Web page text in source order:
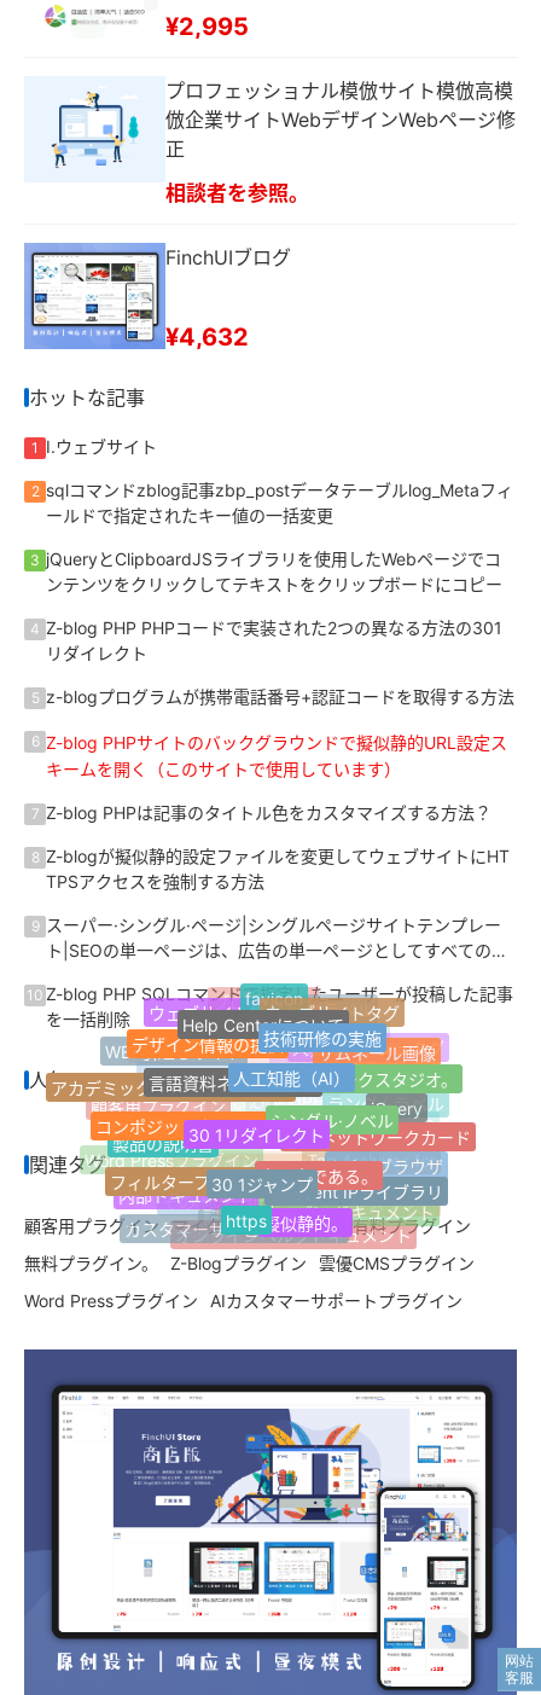
¥2,995
プロフェッショナル模倣サイト模倣高模
倣企業サイトWebデザインWebページ修
正
相談者を参照。
FinchUIブログ
¥4,632
ホットな記事
1 I.ウェブサイト
2 sqlコマンドzblog記事zbp_postデータテーブルlog_Metaフィ
ールドで指定されたキー値の一括変更
3 jQueryとClipboardJSライブラリを使用したWebページでコ
ンテンツをクリックしてテキストをクリップボードにコピー
4 Z-blog PHP PHPコードで実装された2つの異なる方法の301
リダイレクト
5 z-blogプログラムが携帯電話番号+認証コードを取得する方法
6 Z-blog PHPサイトのバックグラウンドで擬似静的URL設定ス
キームを開く（このサイトで使用しています）
7 Z-blog PHPは記事のタイトル色をカスタマイズする方法？
8 Z-blogが擬似静的設定ファイルを変更してウェブサイトにHT
TPSアクセスを強制する方法
9 スーパー·シングル·ページ|シングルページサイトテンプレー
ト|SEOの単一ページは、広告の単一ページとしてすべての記
10 Z-blog PHP SQLコマンドで指定したユーザーが投稿した記事
を一括削除
人気のハッシュタグ
Z-blogPHP
FinchUI
ウェブサイトナビゲーション
1ページのウェブサイト
Z-Blogプラグイン
マイクロパブリック番号
開発サービスの開発
カスタムサービス
応答性が高い。
適応する。
Jquery
ブログサイト最新のラベル
人気のハッシュタグ
ランダムラベル
Tag Archives for
AIライティングアシスタント
記事複数選択分類
その他の分類
Word Pressプラグイン
顧客用プラグイン
WEB引越しサイト
ウェブサイト情報
favicon
ウェブサイトタグ
サムネール画像
jQuery
Safariブラウザ
オープン·ドキュメント
オンラインヘルプドキュメント
カスタマーサービスセンター
内部ドキュメント
製品の説明書
アカデミック·ディスカッション
デザイン情報の提供
Help Centerについて
技術研修の実施
ネットワークスタジオ。
個人ネットワークカード
Innocent IPライブラリ
擬似静的。
https
フィルターフィルターは
コンポジットネットワーク
言語資料ネットワーク
人工知能（AI）
シングル·ノベル
良い本である。
30 1ジャンプ
30 1リダイレクト
関連タグ
顧客用プラグイン マイクロチップの挿入
有料プラグイン
無料プラグイン。
Z-Blogプラグイン
雲優CMSプラグイン
Word Pressプラグイン
AIカスタマーサポートプラグイン